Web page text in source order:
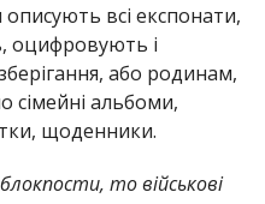
описують всі експонати,
оцифровують і
або родинам,
сімейні альбоми,
щоденники.
то військові